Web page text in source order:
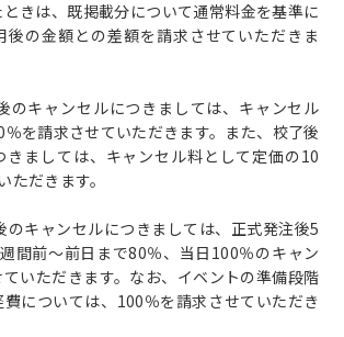
きは、既掲載分について通常料金を基準に
後の金額との差額を請求させていただきま
のキャンセルにつきましては、キャンセル
を請求させていただきます。また、校了後
きましては、キャンセル料として定価の10
ただきます。
のキャンセルにつきましては、正式発注後5
間前～前日まで80％、当日100％のキャン
いただきます。なお、イベントの準備段階
については、100％を請求させていただき